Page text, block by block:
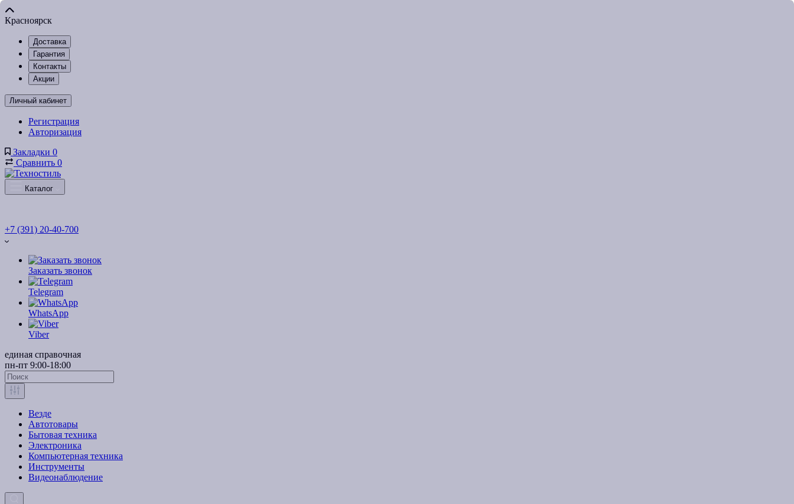
Красноярск
Доставка
Гарантия
Контакты
Акции
Личный кабинет
Регистрация
Авторизация
Закладки 0
Сравнить 0
Каталог
+7 (391) 20-40-700
Заказать звонок
Telegram
WhatsApp
Viber
единая справочная
пн-пт 9:00-18:00
Везде
Автотовары
Бытовая техника
Электроника
Компьютерная техника
Инструменты
Видеонаблюдение